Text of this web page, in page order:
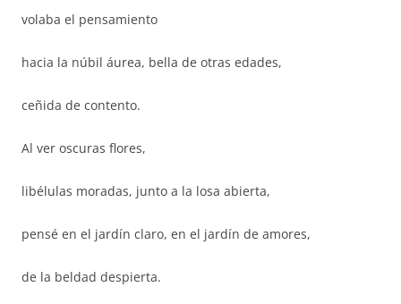
volaba el pensamiento
hacia la núbil áurea, bella de otras edades,
ceñida de contento.
Al ver oscuras flores,
libélulas moradas, junto a la losa abierta,
pensé en el jardín claro, en el jardín de amores,
de la beldad despierta.